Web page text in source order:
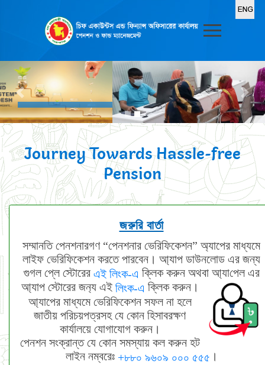
Journey Towards Hassle-free
Pension
জরুরি বার্তা
সম্মানতি পেনশনারগণ “পেনশনার ভেরিফিকেশন” অ্যাপের মাধ্যমে
লাইফ ভেরিফিকেশন করতে পারবেন। আ্যাপ ডাউনলোড এর জন্য
গুগল প্লে স্টোরের এই লিংক-এ ক্লিক করুন অথবা আ‌্যা‌পেল এর
আ‌্যাপ স্টোরের জন‌্য এই লিংক-এ ক্লিক করুন।
আ্যাপের মাধ্যমে ভেরিফিকেশন সফল না হলে
জাতীয় পরিচয়পত্রসহ যে কোন হিসাবরক্ষণ
কার্যালয়ে যোগাযোগ করুন।
পেনশন সংক্রান্ত যে কোন সমস্যায় কল করুন হট
লাইন নম্বরেঃ +৮৮০ ৯৬০৯ ০০০ ৫৫৫ ।